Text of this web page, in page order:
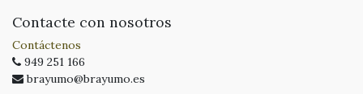
Contacte con nosotros
Contáctenos
949 251 166
brayumo@brayumo.es